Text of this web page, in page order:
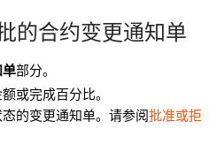
的合约变更通知单
部分。
或完成百分比。
的变更通知单。请参阅批准或拒